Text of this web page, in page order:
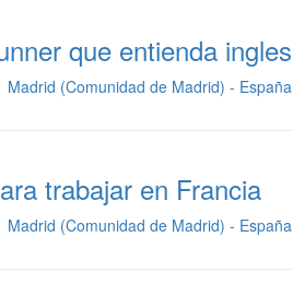
que entienda ingles
Madrid (Comunidad de Madrid) - España
trabajar en Francia
Madrid (Comunidad de Madrid) - España